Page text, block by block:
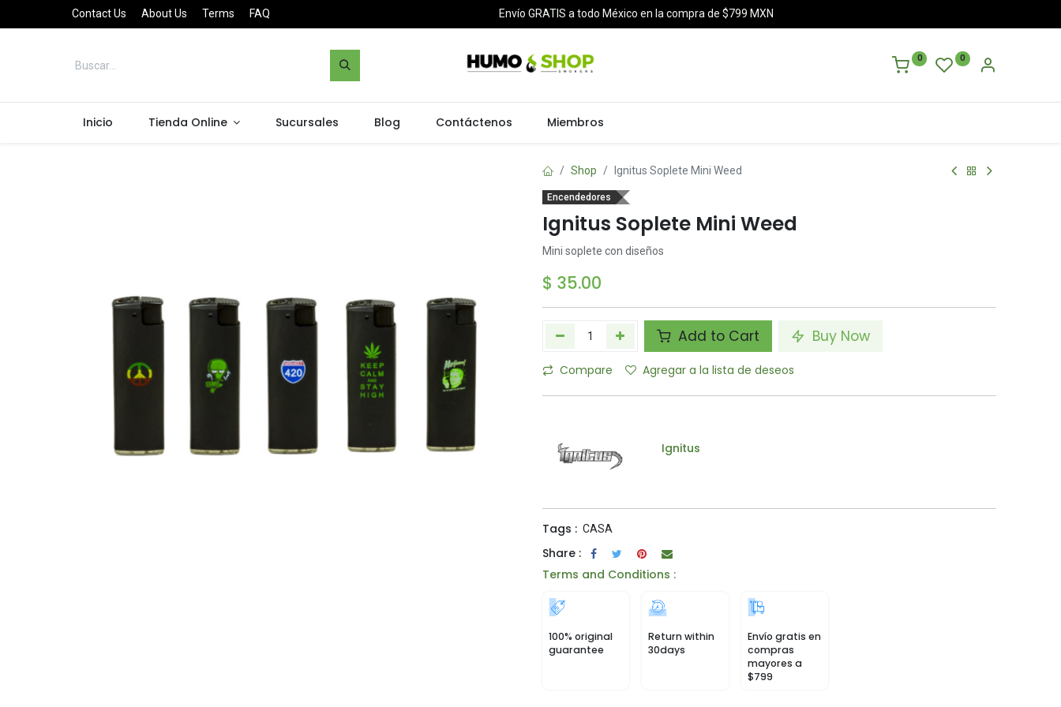
Contact Us About Us Terms FAQ Envío GRATIS a todo México en la compra de $799 MXN
0 0
Inicio Tienda Online Sucursales Blog Contáctenos Miembros
Shop Ignitus Soplete Mini Weed
Encendedores
Ignitus Soplete Mini Weed
Mini soplete con diseños
$ 35.00
Add to Cart Buy Now
Compare Agregar a la lista de deseos
Ignitus
Tags : CASA
Share :
Terms and Conditions :
100% original
guarantee
Return within
30days
Envío gratis en
compras
mayores a
$799